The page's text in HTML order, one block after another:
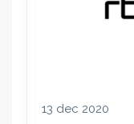
13 dec 2020